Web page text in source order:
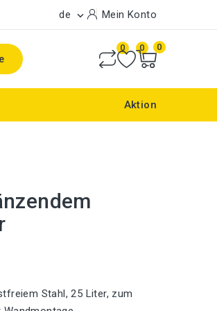
de  Mein Konto
0 0 0
Aktion
Stahl, 25 Liter, zum